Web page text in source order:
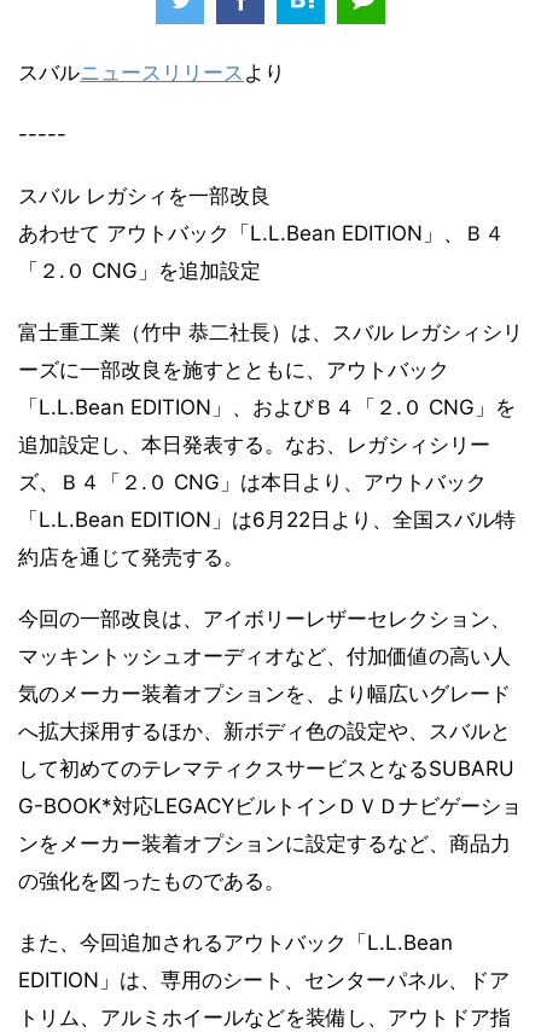
スバルニュースリリース より
-----
スバル レガシィを一部改良
あわせて アウトバック「L.L.Bean EDITION」、Ｂ４
「２.０ CNG」を追加設定
富士重工業（竹中 恭二社長）は、スバル レガシィシリ
ーズに一部改良を施すとともに、アウトバック
「L.L.Bean EDITION」、およびＢ４「２.０ CNG」を
追加設定し、本日発表する。なお、レガシィシリー
ズ、Ｂ４「２.０ CNG」は本日より、アウトバック
「L.L.Bean EDITION」は6月22日より、全国スバル特
約店を通じて発売する。
今回の一部改良は、アイボリーレザーセレクション、
マッキントッシュオーディオなど、付加価値の高い人
気のメーカー装着オプションを、より幅広いグレード
へ拡大採用するほか、新ボディ色の設定や、スバルと
して初めてのテレマティクスサービスとなるSUBARU
G-BOOK*対応LEGACYビルトインＤＶＤナビゲーショ
ンをメーカー装着オプションに設定するなど、商品力
の強化を図ったものである。
また、今回追加されるアウトバック「L.L.Bean
EDITION」は、専用のシート、センターパネル、ドア
トリム、アルミホイールなどを装備し、アウトドア指